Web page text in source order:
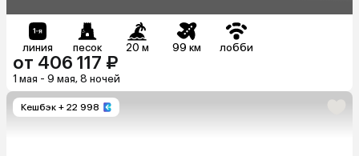
линия песок 20 м 99 км лобби
от 406 117 ₽
1 мая - 9 мая, 8 ночей
Кешбэк + 22 998